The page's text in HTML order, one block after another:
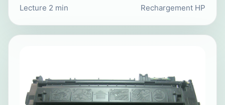
Lecture 2 min Rechargement HP